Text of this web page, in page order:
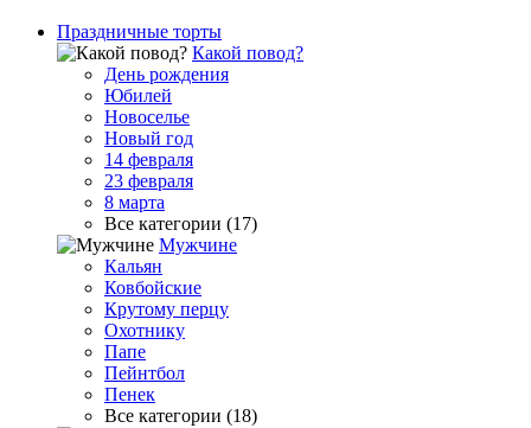
Праздничные торты
Какой повод?
День рождения
Юбилей
Новоселье
Новый год
14 февраля
23 февраля
8 марта
Все категории (17)
Мужчине
Кальян
Ковбойские
Крутому перцу
Охотнику
Папе
Пейнтбол
Пенек
Все категории (18)